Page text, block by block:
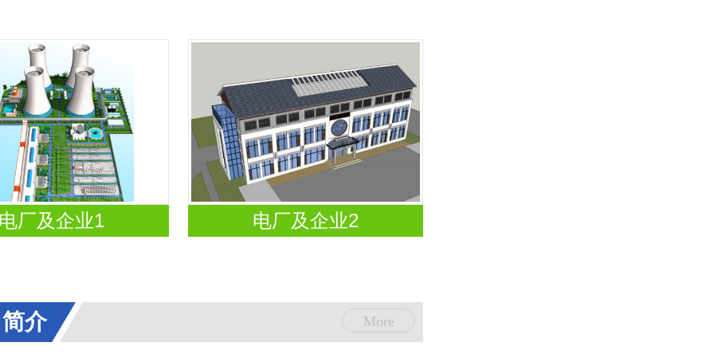
厂及企业1 电厂及企业2
More
介